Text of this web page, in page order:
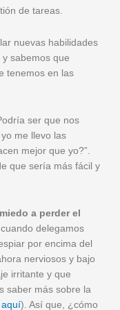
de tareas.
nuevas habilidades
sabemos que
tenemos en las
ser que nos
me llevo las
mejor que yo?”.
que sería más fácil y
miedo a perder el
delegamos
por encima del
nerviosos y bajo
irritante y que
saber más sobre la
aquí). Así que, ¿cómo